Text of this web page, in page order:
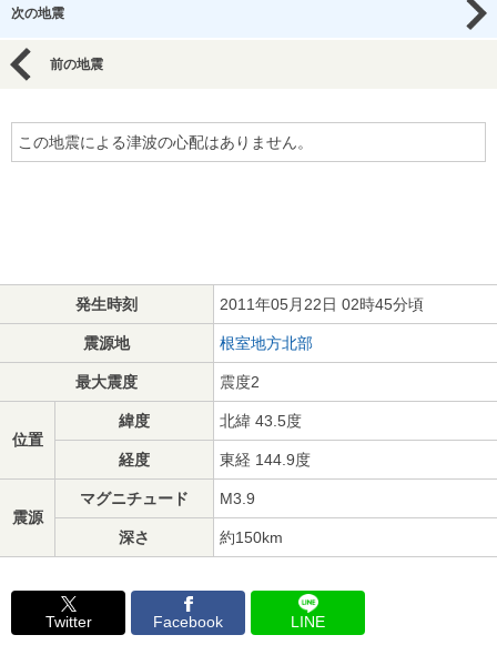
次の地震
前の地震
この地震による津波の心配はありません。
発生時刻 2011年05月22日 02時45分頃
震源地 根室地方北部
最大震度 震度2
位置
緯度 北緯 43.5度
経度 東経 144.9度
震源
マグニチュード M3.9
深さ 約150km
Twitter Facebook LINE